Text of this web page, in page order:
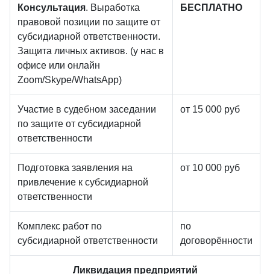
Консультация. Выработка
правовой позиции по защите от
субсидиарной ответственности.
Защита личных активов. (у нас в
офисе или онлайн
Zoom/Skype/WhatsApp)
БЕСПЛАТНО
Участие в судебном заседании
по защите от субсидиарной
ответственности
от 15 000 руб
Подготовка заявления на
привлечение к субсидиарной
ответственности
от 10 000 руб
Комплекс работ по
субсидиарной ответственности
по
договорённости
Ликвидация предприятий